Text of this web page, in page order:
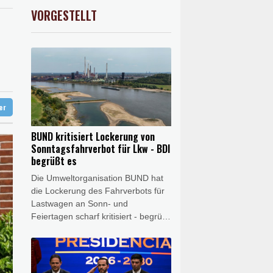
Kiew
es
Drogengewalt an
2.28%
0.32%
VORGESTELLT
BUND kritisiert Lockerung von
Sonntagsfahrverbot für Lkw - BDI
begrüßt es
Die Umweltorganisation BUND hat
die Lockerung des Fahrverbots für
Lastwagen an Sonn- und
Feiertagen scharf kritisiert - begrüßt
Bundesverband der Deutschen
Industrie (BDI). Es sei keine
Lösung, wegen des Niedrigwassers